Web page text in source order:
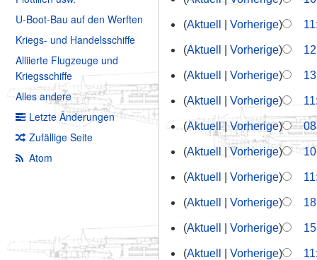
U-Boot-Bau auf den Werften
Kriegs- und Handelsschiffe
Alliierte Flugzeuge und
Kriegsschiffe
Alles andere
Letzte Änderungen
Zufällige Seite
Atom
Aktuell Vorherige
Aktuell Vorherige
Aktuell Vorherige
Aktuell Vorherige
Aktuell Vorherige
Aktuell Vorherige
Aktuell Vorherige
Aktuell Vorherige
Aktuell Vorherige
Aktuell Vorherige